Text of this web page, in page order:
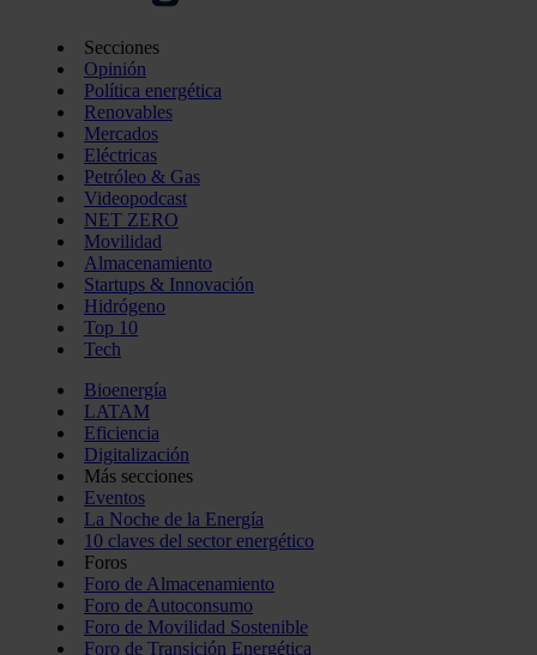
Secciones
Opinión
Política energética
Renovables
Mercados
Eléctricas
Petróleo & Gas
Videopodcast
NET ZERO
Movilidad
Almacenamiento
Startups & Innovación
Hidrógeno
Top 10
Tech
Bioenergía
LATAM
Eficiencia
Digitalización
Más secciones
Eventos
La Noche de la Energía
10 claves del sector energético
Foros
Foro de Almacenamiento
Foro de Autoconsumo
Foro de Movilidad Sostenible
Foro de Transición Energética